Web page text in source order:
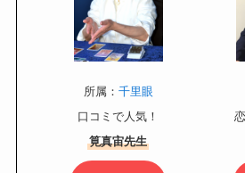
所属： 千里眼
口コミで人気！
筧真宙先生